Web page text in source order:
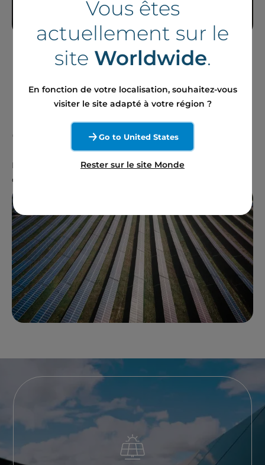
Le parc solaire de
Lancaster
en un coup d'oeil
Lancaster est un parc solaire de 3 MW situé dans la ville
de Lancaster, en Californie, aux États-Unis.
Vous êtes
actuellement sur le
site Worldwide.
En fonction de votre localisation, souhaitez-vous
visiter le site adapté à votre région ?
Go to United States
Rester sur le site Monde